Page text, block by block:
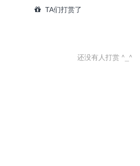
TA们打赏了
还没有人打赏 ^_^